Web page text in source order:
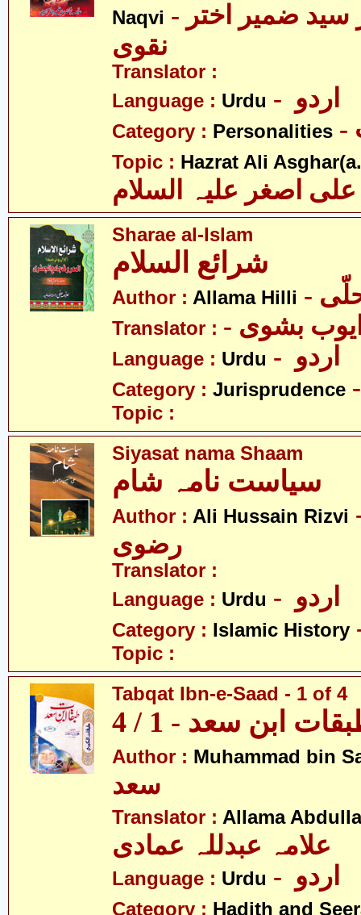
Naqvi - علامہ ڈاکٹر سید ضمیر اختر
نقوی
Translator :
Language : Urdu
Category : Personalities
Topic : Hazrat Ali
علی اصغر علیہ السلام
Sharae al-Islam
Author : Allama Hilli
Translator :
Language : Urdu
Category : Jurisprudence
Topic :
Siyasat nama Shaam
Author : Ali Hussain Rizvi
Translator :
Language : Urdu
Category : Islamic History
Topic :
Tabqat Ibn-e-Saad - 1 of 4
ابن سعد - 1 / 4
Author : Muhammad bin
سعد
Translator : Allama
علامہ عبدللہ عمادی
Language : Urdu
Category : Hadith and